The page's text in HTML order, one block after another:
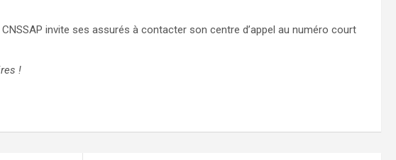
invite ses assurés à contacter son centre d’appel au numéro court
!